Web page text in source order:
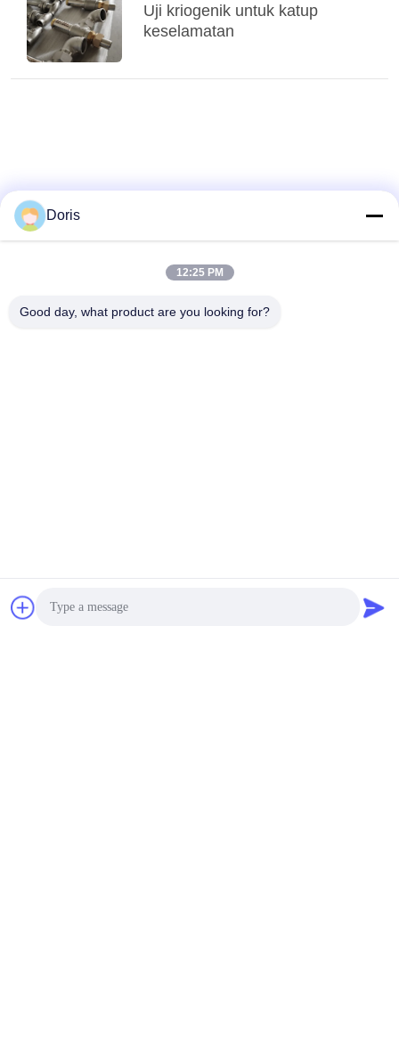
Uji kriogenik untuk katup
keselamatan
Doris
12:25 PM
Good day, what product are you looking for?